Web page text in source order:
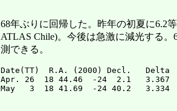
68年ぶりに回帰した。昨年の初夏に6.2
ATLAS Chile)。今後は急激に減光する
測できる。
Date(TT)  R.A. (2000) Decl.
Apr. 26  18 44.46  -24  2.1